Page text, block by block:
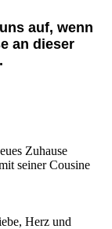
auf, wenn
an dieser
Zuhause
seiner Cousine
Herz und